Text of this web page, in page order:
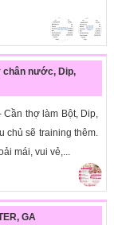
chân nước, Dip,
Cần thợ làm Bột, Dip,
chủ sẽ training thêm.
mái, vui vẻ,...
GA